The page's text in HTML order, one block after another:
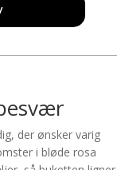
kr..
der ønsker varig
i bløde rosa